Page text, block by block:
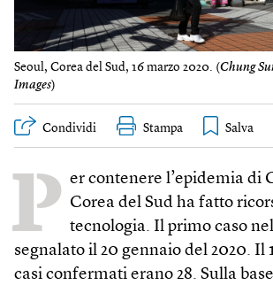
Seoul, Corea del Sud, 16 marzo 2020. (Chung
Images)
Condividi Stampa
P er contenere l’epidemia di
Corea del Sud ha fatto
tecnologia. Il primo caso
segnalato il 20 gennaio del 2020. Il
casi confermati erano 28. Sulla